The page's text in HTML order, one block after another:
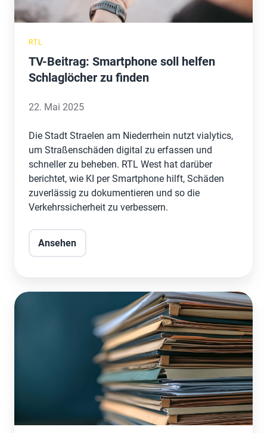
finden
RTL
TV-Beitrag: Smartphone soll helfen
Schlaglöcher zu finden
22. Mai 2025
Die Stadt Straelen am Niederrhein nutzt vialytics,
um Straßenschäden digital zu erfassen und
schneller zu beheben. RTL West hat darüber
berichtet, wie KI per Smartphone hilft, Schäden
zuverlässig zu dokumentieren und so die
Verkehrssicherheit zu verbessern.
Ansehen
Kommen